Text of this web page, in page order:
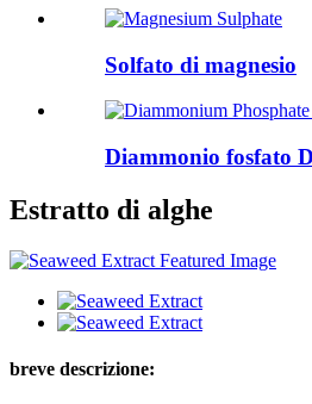
Solfato di magnesio
Diammonio fosfato
Estratto di alghe
breve descrizione: